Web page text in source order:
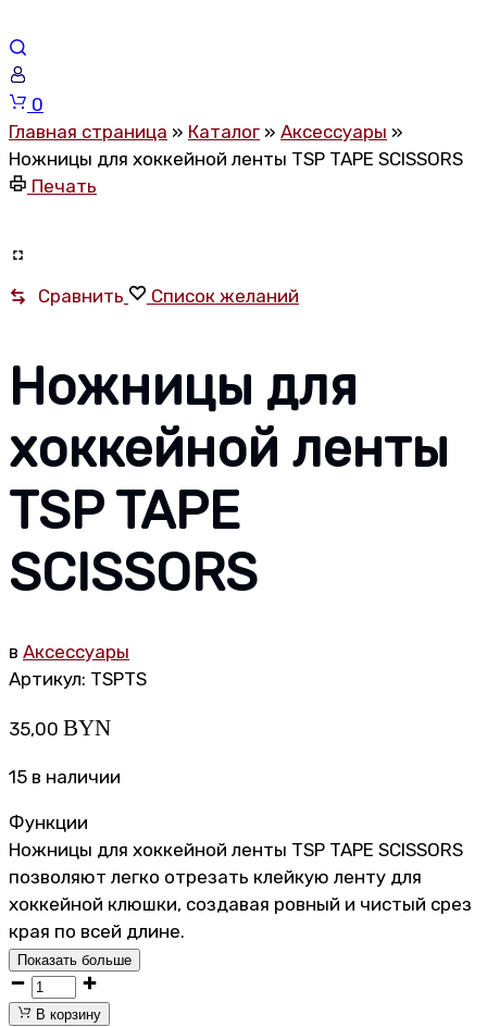
Корзина
0
Главная страница » Каталог » Аксессуары »
Ножницы для хоккейной ленты TSP TAPE SCISSORS
Печать
Сравнить Список желаний
Ножницы для
хоккейной ленты
TSP TAPE
SCISSORS
в Аксессуары
Артикул: TSPTS
35,00 BYN
15 в наличии
Функции
Ножницы для хоккейной ленты TSP TAPE SCISSORS
позволяют легко отрезать клейкую ленту для
хоккейной клюшки, создавая ровный и чистый срез
края по всей длине.
Показать больше
Ножницы
для
В корзину